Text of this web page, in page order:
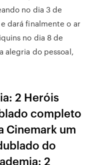
no dia 3 de
dará finalmente o ar
no dia 8 de
alegria do pessoal,
2 Heróis
completo
Cinemark um
do
2